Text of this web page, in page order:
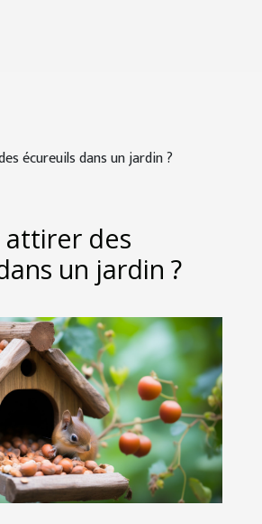
écureuils dans un jardin ?
des
un jardin ?